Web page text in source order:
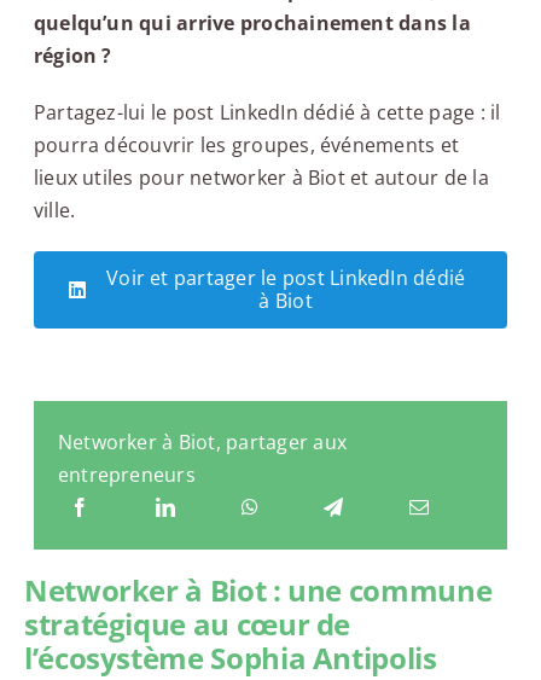
quelqu’un qui arrive prochainement dans la
région ?
Partagez-lui le post LinkedIn dédié à cette page : il
pourra découvrir les groupes, événements et
lieux utiles pour networker à Biot et autour de la
ville.
Voir et partager le post LinkedIn dédié
à Biot
Networker à Biot, partager aux
entrepreneurs
Networker à Biot : une commune
stratégique au cœur de
l’écosystème Sophia Antipolis